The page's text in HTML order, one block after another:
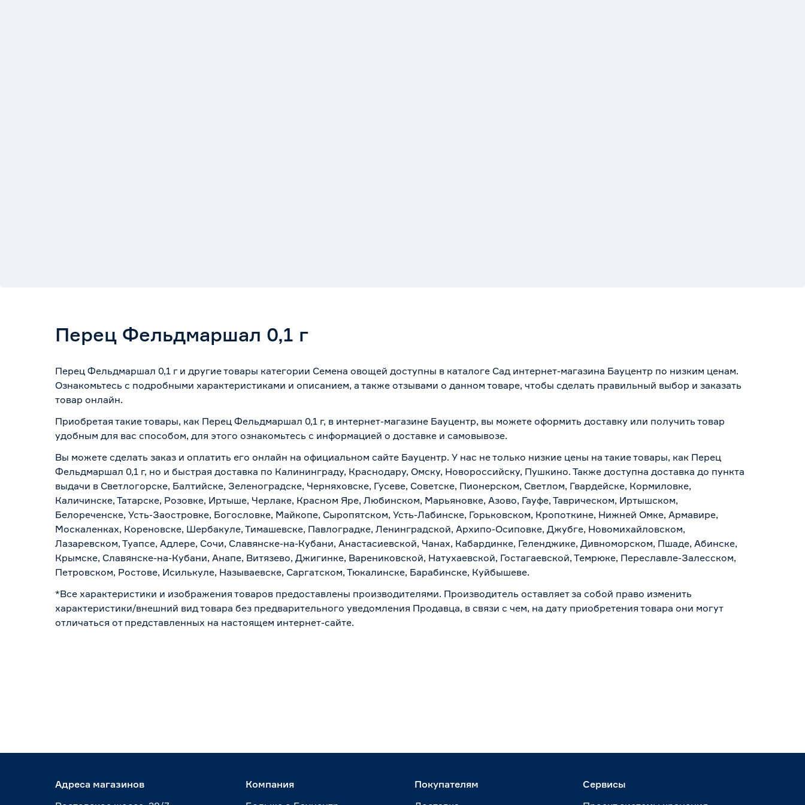
Перец Фельдмаршал 0,1 г
Перец Фельдмаршал 0,1 г и другие товары категории Семена овощей доступны в каталоге Сад интернет-магазина Бауцентр по низким ценам.
Ознакомьтесь с подробными характеристиками и описанием, а также отзывами о данном товаре, чтобы сделать правильный выбор и заказать
товар онлайн.
Приобретая такие товары, как Перец Фельдмаршал 0,1 г, в интернет-магазине Бауцентр, вы можете оформить доставку или получить товар
удобным для вас способом, для этого ознакомьтесь с информацией о доставке и самовывозе.
Вы можете сделать заказ и оплатить его онлайн на официальном сайте Бауцентр. У нас не только низкие цены на такие товары, как Перец
Фельдмаршал 0,1 г, но и быстрая доставка по Калининграду, Краснодару, Омску, Новороссийску, Пушкино. Также доступна доставка до пункта
выдачи в Светлогорске, Балтийске, Зеленоградске, Черняховске, Гусеве, Советске, Пионерском, Светлом, Гвардейске, Кормиловке,
Каличинске, Татарске, Розовке, Иртыше, Черлаке, Красном Яре, Любинском, Марьяновке, Азово, Гауфе, Таврическом, Иртышском,
Белореченске, Усть-Заостровке, Богословке, Майкопе, Сыропятском, Усть-Лабинске, Горьковском, Кропоткине, Нижней Омке, Армавире,
Москаленках, Кореновске, Шербакуле, Тимашевске, Павлоградке, Ленинградской, Архипо-Осиповке, Джубге, Новомихайловском,
Лазаревском, Туапсе, Адлере, Сочи, Славянске-на-Кубани, Анастасиевской, Чанах, Кабардинке, Геленджике, Дивноморском, Пшаде, Абинске,
Крымске, Славянске-на-Кубани, Анапе, Витязево, Джигинке, Варениковской, Натухаевской, Гостагаевской, Темрюке, Переславле-Залесском,
Петровском, Ростове, Исилькуле, Называевске, Саргатском, Тюкалинске, Барабинске, Куйбышеве.
*Все характеристики и изображения товаров предоставлены производителями. Производитель оставляет за собой право изменить
характеристики/внешний вид товара без предварительного уведомления Продавца, в связи с чем, на дату приобретения товара они могут
отличаться от представленных на настоящем интернет-сайте.
Адреса магазинов
Компания
Покупателям
Сервисы